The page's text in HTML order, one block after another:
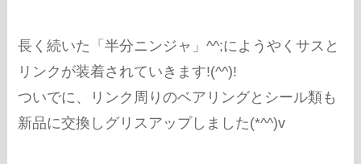
長く続いた「半分ニンジャ」^^;にようやくサスと
リンクが装着されていきます!(^^)!
ついでに、リンク周りのベアリングとシール類も
新品に交換しグリスアップしました(*^^)v